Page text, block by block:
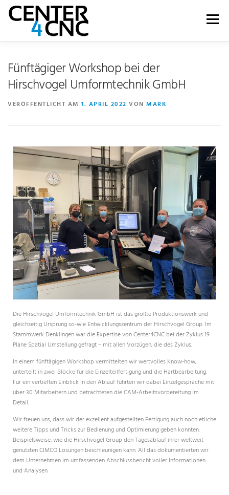
Menü
Fünftägiger Workshop bei der
Hirschvogel Umformtechnik GmbH
VERÖFFENTLICHT AM 1. APRIL 2022 VON MARK
Die Hirschvogel Umformtechnik GmbH ist das größte Produktionswerk und
gleichzeitig Ursprung so-wie Entwicklungszentrum der Hirschvogel Group. Im
Stammwerk Denklingen war die Expertise von Center4CNC bei der Zyklus 19
Plane Spatial Umstellung gefragt – mit allen Vorzügen, die des Zyklus.
In einem fünftägigen Workshop vermittelten wir wertvolles Know-how,
unterteilt in zwei Blöcke für die Einzelteilfertigung und die Hartbearbeitung.
Für ein vertieften Einblick in den Ablauf führten wir dabei Einzelgespräche mit
über 30 Mitarbeitern und betrachteten die CAM-Arbeitsvorbereitung im
Detail.
Wir freuen uns, dass wir der exzellent aufgestellten Fertigung auch noch etliche
weitere Tipps und Tricks zur Bedienung und Optimierung geben konnten.
Beispielsweise, wie die Hirschvogel Group den Tagesablauf ihrer weltweit
genutzten CIMCO Lösungen beschleunigen kann. All das dokumentierten wir
dem Unternehmen im umfassenden Abschlussbericht voller Informationen
und Analysen.